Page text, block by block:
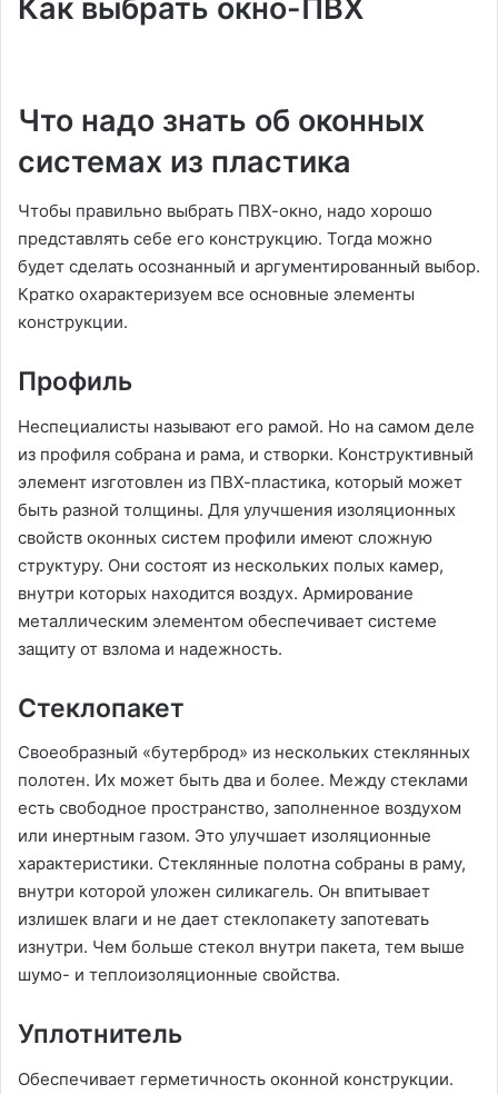
Как выбрать окно-ПВХ
Что надо знать об оконных
системах из пластика
Чтобы правильно выбрать ПВХ-окно, надо хорошо
представлять себе его конструкцию. Тогда можно
будет сделать осознанный и аргументированный выбор.
Кратко охарактеризуем все основные элементы
конструкции.
Профиль
Неспециалисты называют его рамой. Но на самом деле
из профиля собрана и рама, и створки. Конструктивный
элемент изготовлен из ПВХ-пластика, который может
быть разной толщины. Для улучшения изоляционных
свойств оконных систем профили имеют сложную
структуру. Они состоят из нескольких полых камер,
внутри которых находится воздух. Армирование
металлическим элементом обеспечивает системе
защиту от взлома и надежность.
Стеклопакет
Своеобразный «бутерброд» из нескольких стеклянных
полотен. Их может быть два и более. Между стеклами
есть свободное пространство, заполненное воздухом
или инертным газом. Это улучшает изоляционные
характеристики. Стеклянные полотна собраны в раму,
внутри которой уложен силикагель. Он впитывает
излишек влаги и не дает стеклопакету запотевать
изнутри. Чем больше стекол внутри пакета, тем выше
шумо- и теплоизоляционные свойства.
Уплотнитель
Обеспечивает герметичность оконной конструкции.